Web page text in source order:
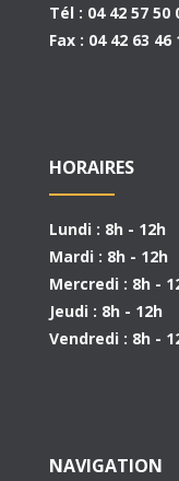
Tél : 04 42 57 50
Fax : 04 42 63 46
HORAIRES
Lundi : 8h - 12h
Mardi : 8h - 12h
Mercredi : 8h -
Jeudi : 8h - 12h
Vendredi : 8h -
NAVIGATION